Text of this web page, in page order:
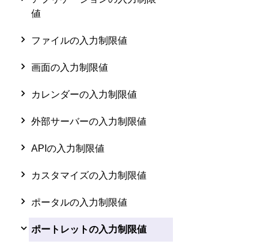
値
ファイルの入力制限値
画面の入力制限値
カレンダーの入力制限値
外部サーバーの入力制限値
APIの入力制限値
カスタマイズの入力制限値
ポータルの入力制限値
ポートレットの入力制限値